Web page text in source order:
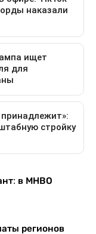
в МНВО
регионов